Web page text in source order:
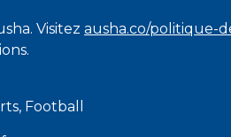
Visitez ausha.co/politique-
Football